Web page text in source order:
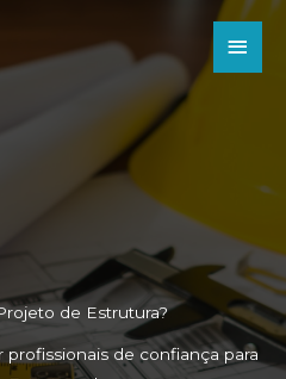
de Estrutura?
de confiança para